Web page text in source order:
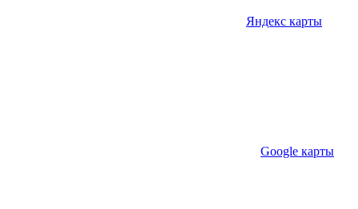
Яндекс карты
Google карты